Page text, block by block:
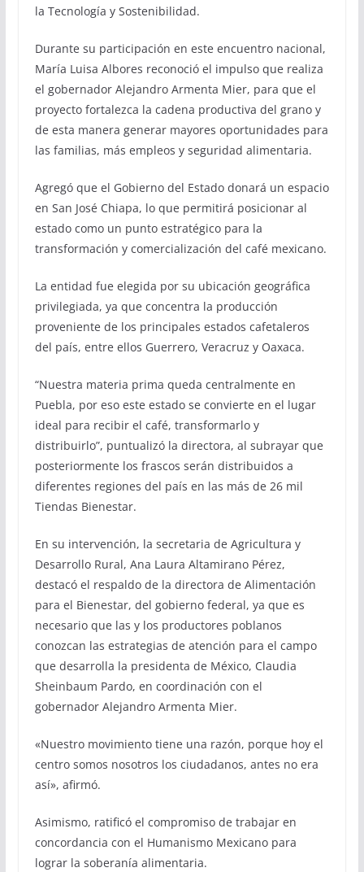
la Tecnología y Sostenibilidad.
Durante su participación en este encuentro nacional,
María Luisa Albores reconoció el impulso que realiza
el gobernador Alejandro Armenta Mier, para que el
proyecto fortalezca la cadena productiva del grano y
de esta manera generar mayores oportunidades para
las familias, más empleos y seguridad alimentaria.
Agregó que el Gobierno del Estado donará un espacio
en San José Chiapa, lo que permitirá posicionar al
estado como un punto estratégico para la
transformación y comercialización del café mexicano.
La entidad fue elegida por su ubicación geográfica
privilegiada, ya que concentra la producción
proveniente de los principales estados cafetaleros
del país, entre ellos Guerrero, Veracruz y Oaxaca.
“Nuestra materia prima queda centralmente en
Puebla, por eso este estado se convierte en el lugar
ideal para recibir el café, transformarlo y
distribuirlo”, puntualizó la directora, al subrayar que
posteriormente los frascos serán distribuidos a
diferentes regiones del país en las más de 26 mil
Tiendas Bienestar.
En su intervención, la secretaria de Agricultura y
Desarrollo Rural, Ana Laura Altamirano Pérez,
destacó el respaldo de la directora de Alimentación
para el Bienestar, del gobierno federal, ya que es
necesario que las y los productores poblanos
conozcan las estrategias de atención para el campo
que desarrolla la presidenta de México, Claudia
Sheinbaum Pardo, en coordinación con el
gobernador Alejandro Armenta Mier.
«Nuestro movimiento tiene una razón, porque hoy el
centro somos nosotros los ciudadanos, antes no era
así», afirmó.
Asimismo, ratificó el compromiso de trabajar en
concordancia con el Humanismo Mexicano para
lograr la soberanía alimentaria.